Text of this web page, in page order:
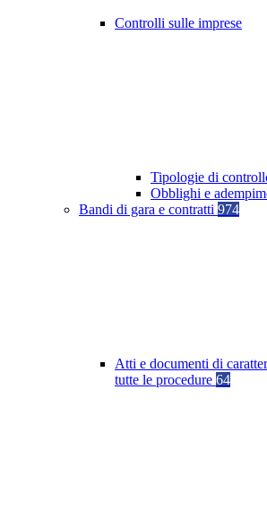
Controlli sulle imprese
Tipologie di
Obblighi e
Bandi di gara e contratti 974
Atti e documenti di
tutte le procedure 64